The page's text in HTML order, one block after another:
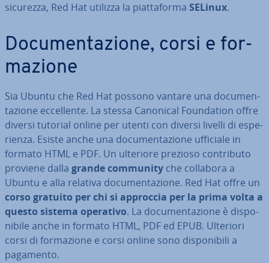
sicurezza, Red Hat utilizza la piat­ta­for­ma SELinux.
Do­cu­men­ta­zio­ne, corsi e for­
ma­zio­ne
Sia Ubuntu che Red Hat possono vantare una do­cu­men­
ta­zio­ne ec­cel­len­te. La stessa Canonical Foun­da­tion offre
diversi tutorial online per utenti con diversi livelli di espe­
rien­za. Esiste anche una do­cu­men­ta­zio­ne ufficiale in
formato HTML e PDF. Un ulteriore prezioso con­tri­bu­to
proviene dalla grande community che collabora a
Ubuntu e alla relativa do­cu­men­ta­zio­ne. Red Hat offre un
corso gratuito per chi si approccia per la prima volta a
questo sistema operativo. La do­cu­men­ta­zio­ne è di­spo­
ni­bi­le anche in formato HTML, PDF ed EPUB. Ulteriori
corsi di for­ma­zio­ne e corsi online sono di­spo­ni­bi­li a
pagamento.